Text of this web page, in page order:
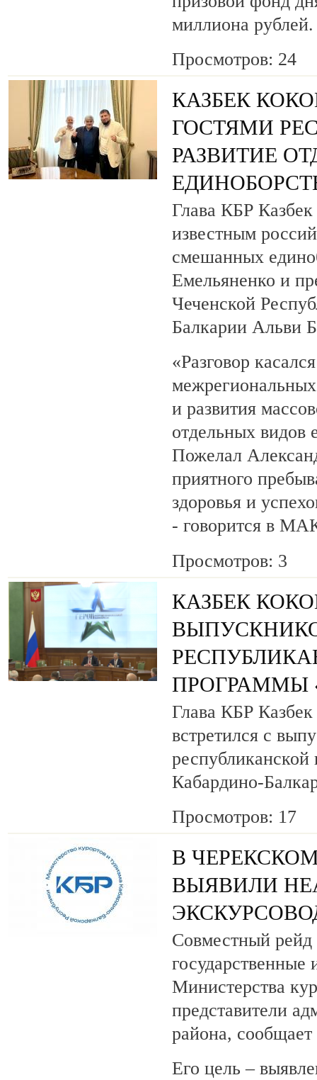
миллиона рублей.
Просмотров: 24
КАЗБЕК
ГОСТЯМИ
РАЗВИТИЕ
Глава КБР Казбек
известным
смешанных
Емельяненко и
Чеченской
Балкарии Альви
«Разговор
и развития
отдельных видов
Пожелал
приятного
здоровья и
- говорится в
Просмотров: 3
КАЗБЕК
ПРОГРАММЫ
Глава КБР Казбек
встретился с
Кабардино-
Просмотров: 17
В
ВЫЯВИЛИ
Совместный рейд
государственные
Министерства
представители
района,
Его цель –